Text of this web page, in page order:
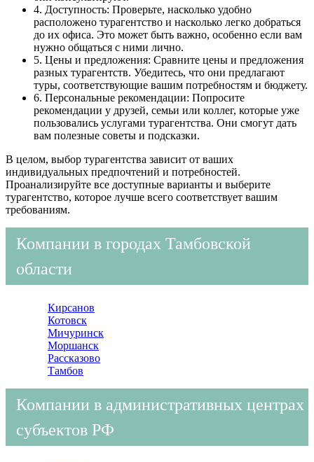
4. Доступность: Проверьте, насколько удобно
расположено турагентство и насколько легко добраться
до их офиса. Это может быть важно, особенно если вам
нужно общаться с ними лично.
5. Цены и предложения: Сравните цены и предложения
разных турагентств. Убедитесь, что они предлагают
туры, соответствующие вашим потребностям и бюджету.
6. Персональные рекомендации: Попросите
рекомендации у друзей, семьи или коллег, которые уже
пользовались услугами турагентства. Они смогут дать
вам полезные советы и подсказки.
В целом, выбор турагентства зависит от ваших
индивидуальных предпочтений и потребностей.
Проанализируйте все доступные варианты и выберите
турагентство, которое лучше всего соответствует вашим
требованиям.
Компании в городах Тамбовской
области
Кирсанов
Котовск
Мичуринск
Моршанск
Рассказово
Тамбов
Компании в административных центрах
субъектов РФ